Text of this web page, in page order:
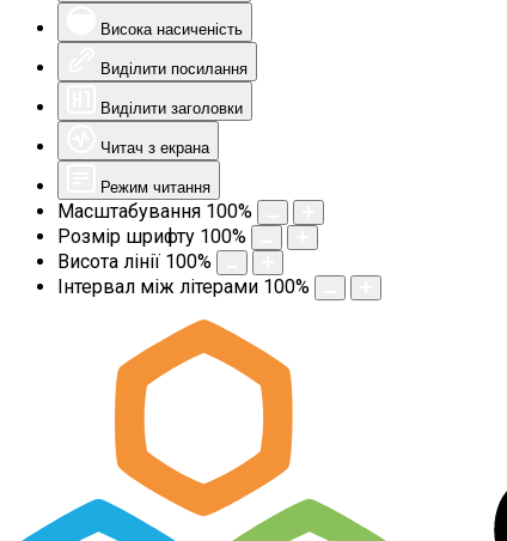
Висока насиченість
Виділити посилання
Виділити заголовки
Читач з екрана
Режим читання
Масштабування 100%
Розмір шрифту 100%
Висота лінії 100%
Інтервал між літерами 100%